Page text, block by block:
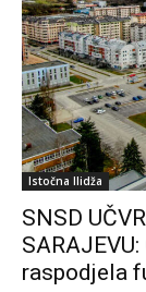
Istočna Ilidža
SNSD
raspodjela